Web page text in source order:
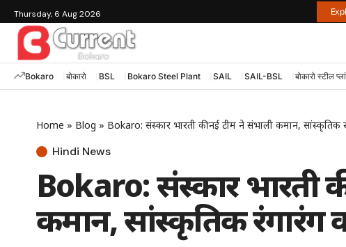
Thursday, 6 Aug 2026
Bokaro बोकारो BSL Bokaro Steel Plant SAIL SAIL-BSL बोकारो स्टील
Home » Blog » Bokaro: संस्कार भारती की नई टीम ने संभाली कमान, सांस्कृतिक
Hindi News
Bokaro: संस्कार भारती
कमान, सांस्कृतिक रंगारंग